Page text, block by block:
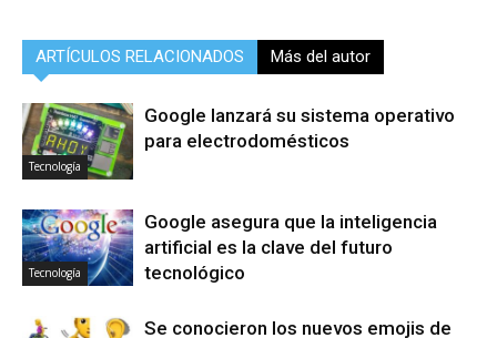
ARTÍCULOS RELACIONADOS Más del autor
Tecnología
Google lanzará su sistema operativo
para electrodomésticos
Tecnología
Google asegura que la inteligencia
artificial es la clave del futuro
tecnológico
Se conocieron los nuevos emojis de